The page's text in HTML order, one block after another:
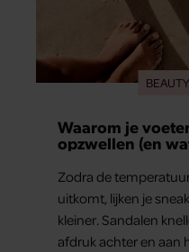
Waarom je
opzwellen (en
Zodra de
uitkomt, lijken je
kleiner. Sandalen
afdruk achter en aan